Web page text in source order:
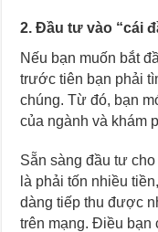
2. Đầu tư vào “cái
Nếu bạn muốn bắt
trước tiên bạn phải
chúng. Từ đó, bạn
của ngành và khám
Sẵn sàng đầu tư cho
là phải tốn nhiều
dàng tiếp thu được
trên mạng. Điều bạn